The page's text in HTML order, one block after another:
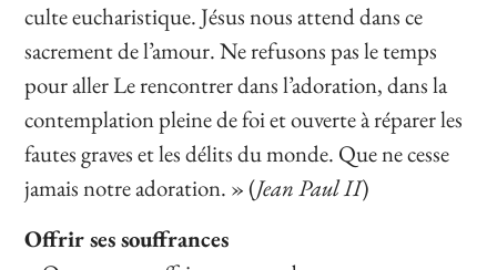
culte eucharistique. Jésus nous attend dans ce
sacrement de l’amour. Ne refusons pas le temps
pour aller Le rencontrer dans l’adoration, dans la
contemplation pleine de foi et ouverte à réparer les
fautes graves et les délits du monde. Que ne cesse
jamais notre adoration. » (Jean Paul II)
Offrir ses souffrances